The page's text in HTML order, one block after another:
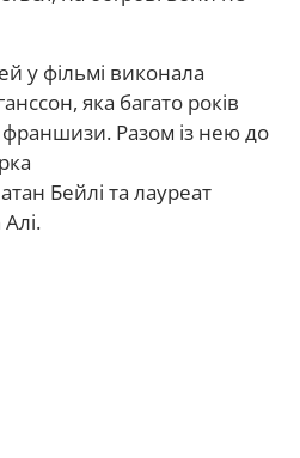
у фільмі виконала
яка багато років
Разом із нею до
Бейлі та лауреат